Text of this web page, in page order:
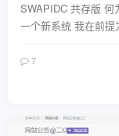
SWAPIDC 共存版
一个新系统 我在前
7